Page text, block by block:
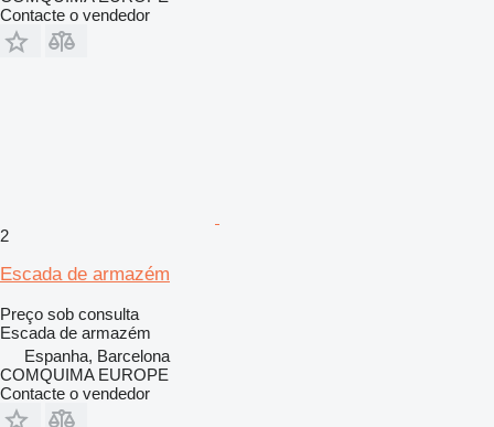
Contacte o vendedor
2
Escada de armazém
Preço sob consulta
Escada de armazém
Espanha, Barcelona
COMQUIMA EUROPE
Contacte o vendedor